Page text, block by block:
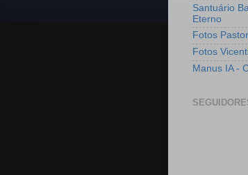
Santuário
Eterno
Fotos
Fotos
Manus IA -